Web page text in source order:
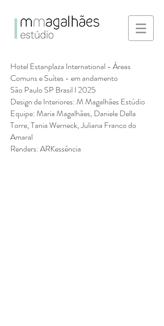
Hotel Estanplaza International - Áreas
Comuns e Suítes - em andamento
São Paulo SP Brasil I 2025
Design de Interiores: M Magalhães Estúdio
Equipe: Maria Magalhães, Daniele Della
Torre,Tania Werneck, Juliana Franco do
Amaral
Renders: ARKessência